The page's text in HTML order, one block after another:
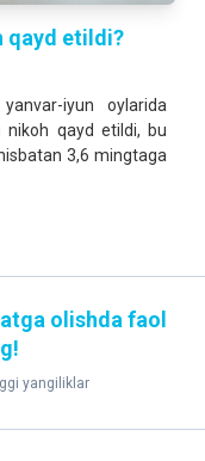
qayd etildi?
iyun oylarida
nikoh qayd etildi, bu
3,6 mingtaga
olishda faol
yangiliklar